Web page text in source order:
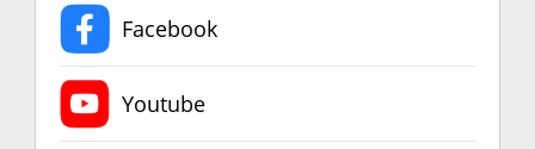
Facebook
Youtube